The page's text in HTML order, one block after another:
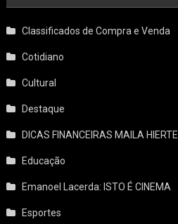
Classificados de Compra e Venda
Cotidiano
Cultural
Destaque
DICAS FINANCEIRAS MAILA HIERTE
Educação
Emanoel Lacerda: ISTO É CINEMA
Esportes